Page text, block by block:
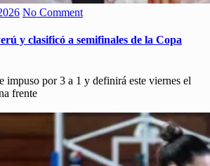
No Comment
y clasificó a semifinales de la Copa
impuso por 3 a 1 y definirá este viernes el
frente